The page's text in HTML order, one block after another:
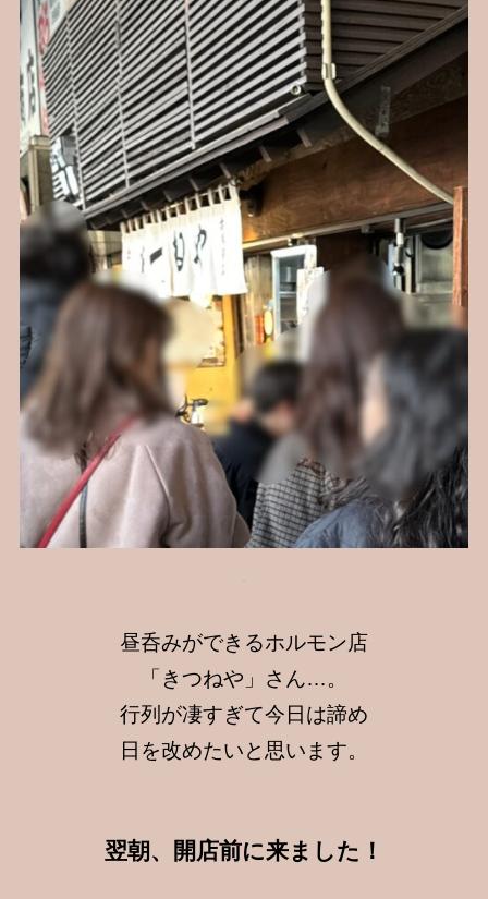
昼呑みができるホルモン店
「きつねや」さん…。
行列が凄すぎて今日は諦め
日を改めたいと思います。
翌朝、開店前に来ました！